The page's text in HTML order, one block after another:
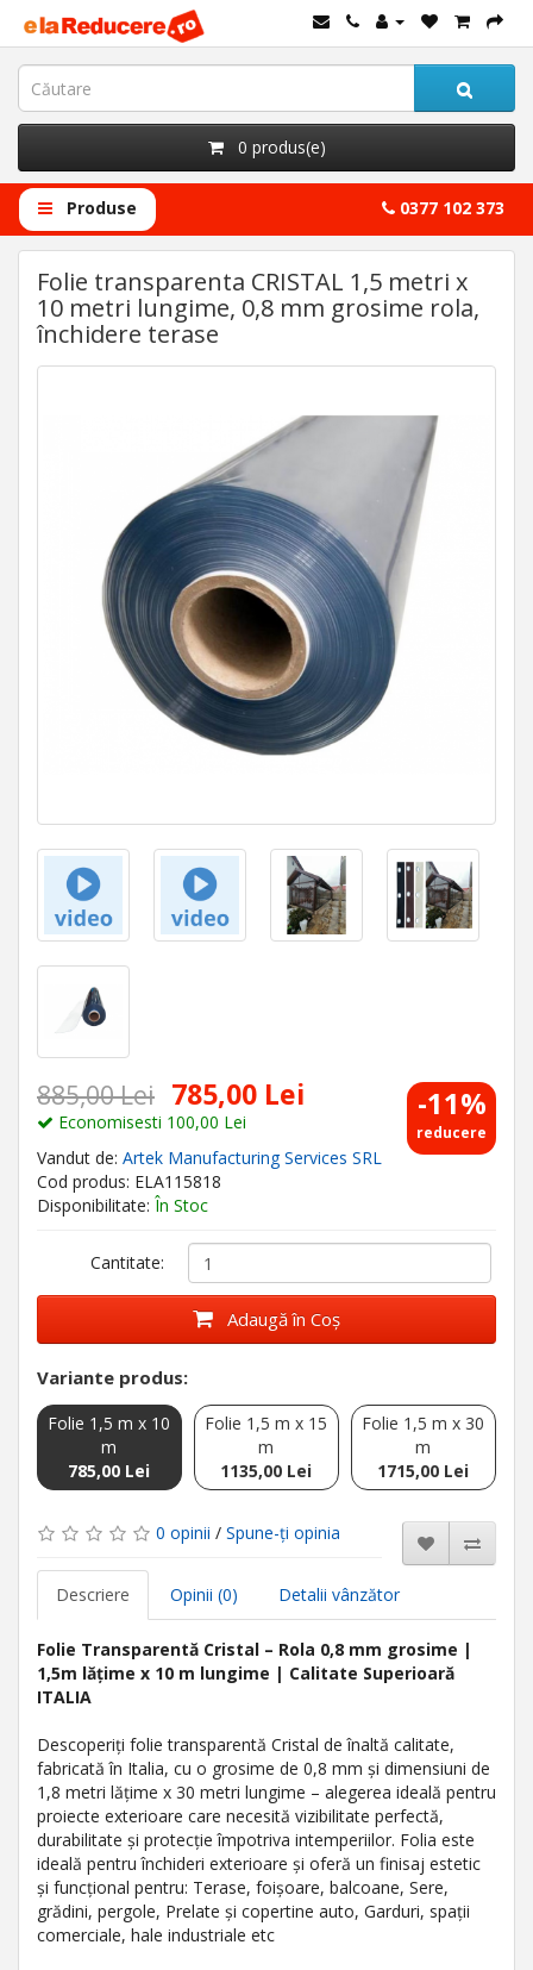
0 produs(e)
Produse 0377 102 373
Folie transparenta CRISTAL 1,5 metri x
10 metri lungime, 0,8 mm grosime rola,
închidere terase
-11%
reducere
885,00 Lei 785,00 Lei
Economisesti 100,00 Lei
Vandut de: Artek Manufacturing Services SRL
Cod produs: ELA115818
Disponibilitate: În Stoc
Cantitate:
Adaugă în Coş
Variante produs:
Folie 1,5 m x 10
m
785,00 Lei
Folie 1,5 m x 15
m
1135,00 Lei
Folie 1,5 m x 30
m
1715,00 Lei
0 opinii / Spune-ţi opinia
Descriere Opinii (0) Detalii vânzător
Folie Transparentă Cristal – Rola 0,8 mm grosime |
1,5m lățime x 10 m lungime | Calitate Superioară
ITALIA
Descoperiți folie transparentă Cristal de înaltă calitate,
fabricată în Italia, cu o grosime de 0,8 mm și dimensiuni de
1,8 metri lățime x 30 metri lungime – alegerea ideală pentru
proiecte exterioare care necesită vizibilitate perfectă,
durabilitate și protecție împotriva intemperiilor. Folia este
ideală pentru închideri exterioare și oferă un finisaj estetic
și funcțional pentru: Terase, foișoare, balcoane, Sere,
grădini, pergole, Prelate și copertine auto, Garduri, spații
comerciale, hale industriale etc